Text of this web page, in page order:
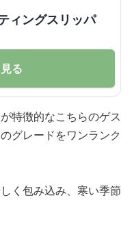
ィングスリッパ
る
特徴的なこちらのゲス
グレードをワンランク
く包み込み、寒い季節